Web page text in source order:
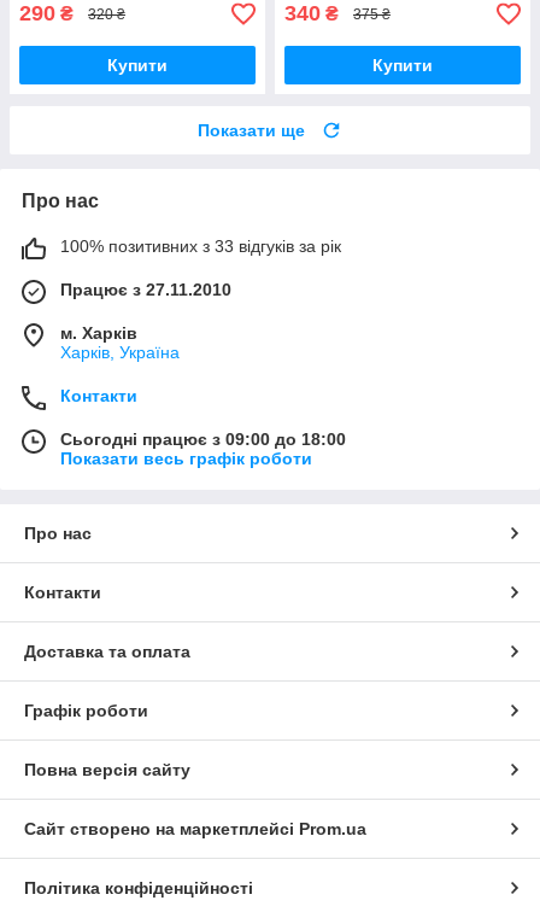
290 ₴ 320 ₴
Купити
340 ₴ 375 ₴
Купити
Показати ще
Про нас
100% позитивних з 33 відгуків за рік
Працює з 27.11.2010
м. Харків
Харків, Україна
Контакти
Сьогодні працює з 09:00 до 18:00
Показати весь графік роботи
Про нас
Контакти
Доставка та оплата
Графік роботи
Повна версія сайту
Сайт створено на маркетплейсі Prom.ua
Політика конфіденційності